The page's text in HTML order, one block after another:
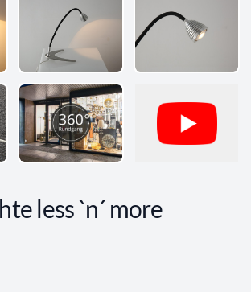
less `n´ more